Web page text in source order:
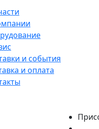
и события
и оплата